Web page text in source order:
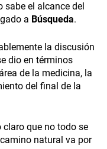
sabe el alcance del
a Búsqueda.
la discusión
dio en términos
de la medicina, la
del final de la
claro que no todo se
natural va por